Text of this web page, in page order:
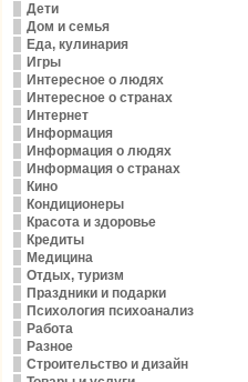
Дети
Дом и семья
Еда, кулинария
Игры
Интересное о людях
Интересное о странах
Интернет
Информация
Информация о людях
Информация о странах
Кино
Кондиционеры
Красота и здоровье
Кредиты
Медицина
Отдых, туризм
Праздники и подарки
Психология психоанализ
Работа
Разное
Строительство и дизайн